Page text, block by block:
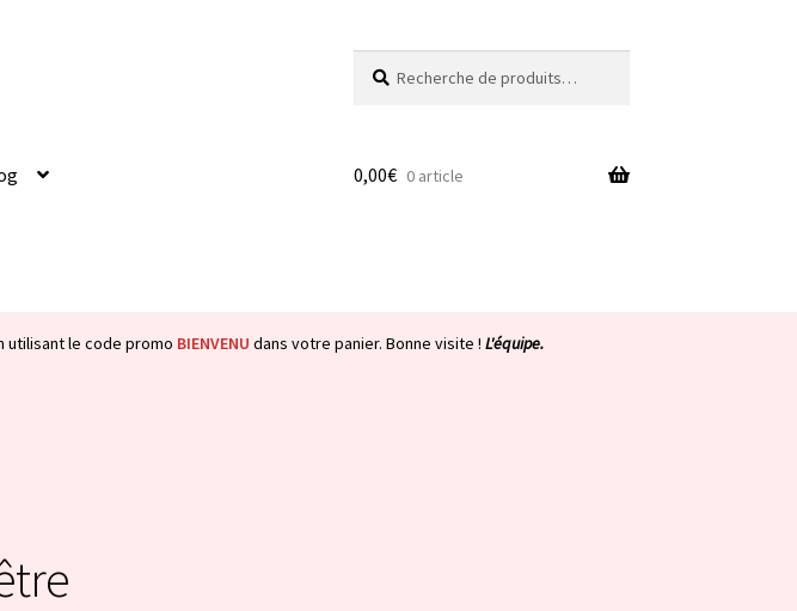
pour :
0,00€ 0 article
utilisant le code promo BIENVENU dans votre panier. Bonne visite ! L'équipe.